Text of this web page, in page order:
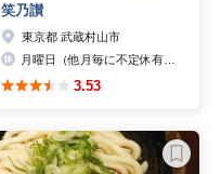
笑乃讃
東京都 武蔵村山市
3.53